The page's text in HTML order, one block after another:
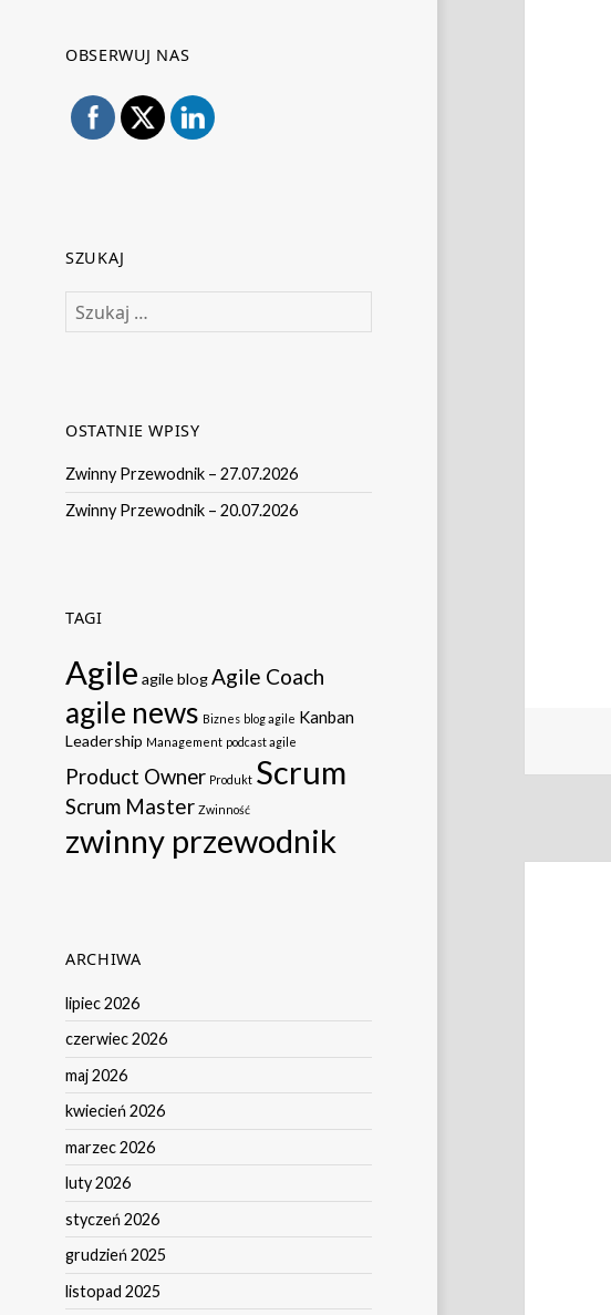
OBSERWUJ NAS
SZUKAJ
OSTATNIE WPISY
Zwinny Przewodnik – 27.07.2026
Zwinny Przewodnik – 20.07.2026
TAGI
Agile agile blogAgile Coach
agile news Biznes blog agile Kanban
Leadership Management podcast agile
Product Owner Produkt Scrum
Scrum Master Zwinność
zwinny przewodnik
ARCHIWA
lipiec 2026
czerwiec 2026
maj 2026
kwiecień 2026
marzec 2026
luty 2026
styczeń 2026
grudzień 2025
listopad 2025